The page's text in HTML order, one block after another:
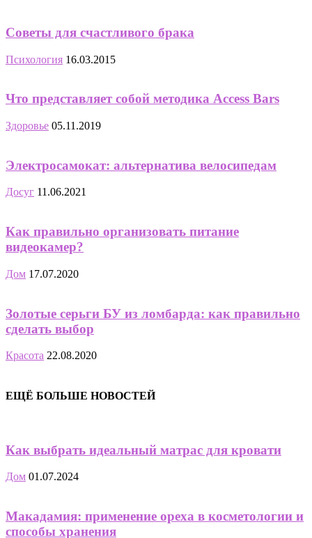
Советы для счастливого брака
Психология 16.03.2015
Что представляет собой методика Access Bars
Здоровье 05.11.2019
Электросамокат: альтернатива велосипедам
Досуг 11.06.2021
Как правильно организовать питание
видеокамер?
Дом 17.07.2020
Золотые серьги БУ из ломбарда: как правильно
сделать выбор
Красота 22.08.2020
ЕЩЁ БОЛЬШЕ НОВОСТЕЙ
Как выбрать идеальный матрас для кровати
Дом 01.07.2024
Макадамия: применение ореха в косметологии и
способы хранения